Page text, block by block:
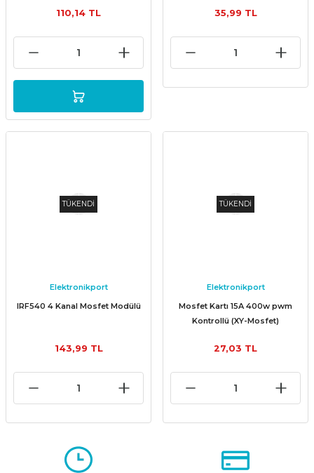
110,14 TL 35,99 TL
TÜKENDİ
Elektronikport
IRF540 4 Kanal Mosfet Modülü
143,99 TL
TÜKENDİ
Elektronikport
Mosfet Kartı 15A 400w pwm
Kontrollü (XY-Mosfet)
27,03 TL